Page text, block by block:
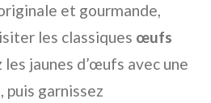
et gourmande,
les classiques œufs
les jaunes d’œufs avec une
, puis garnissez